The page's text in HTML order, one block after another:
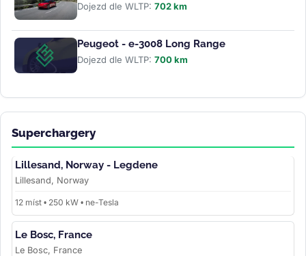
Dojezd dle WLTP: 702 km
Peugeot - e-3008 Long Range
Dojezd dle WLTP: 700 km
Superchargery
Lillesand, Norway - Legdene
Lillesand, Norway
12 míst • 250 kW • ne-Tesla
Le Bosc, France
Le Bosc, France